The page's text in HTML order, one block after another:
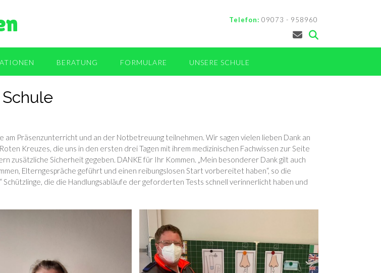
Telefon: 09073 - 958960
BERATUNG FORMULARE UNSERE SCHULE
Präsenzunterricht und an der Notbetreuung teilnehmen. Wir sagen vielen lieben Dank an
Kreuzes, die uns in den ersten drei Tagen mit ihrem medizinischen Fachwissen zur Seite
Sicherheit gegeben. DANKE für Ihr Kommen. „Mein besonderer Dank gilt auch
Elterngespräche geführt und einen reibungslosen Start vorbereitet haben“, so die
Schützlinge, die die Handlungsabläufe der geforderten Tests schnell verinnerlicht haben und